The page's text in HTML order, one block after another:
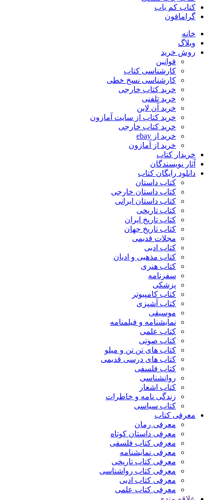
کتاب کم یاب
گرامافون
خانه
وبلاگ
روش خرید
قوانین
کارشناسی کتاب
کارشناسی نسخ خطی
خرید کتاب خارجی
خرید تلفنی
خرید آن لاین
خرید کتاب از سایت آمازون
خرید کتاب خارجی
خرید از ebay
خرید از آمازون
خریدار کتاب
آثار نویسندگان
دانلود رایگان کتاب
کتاب داستان
کتاب داستان خارجی
کتاب داستان ایرانی
کتاب تاریخی
کتاب تاریخ ایران
کتاب تاریخ جهان
مجلات قدیمی
کتاب ادبی
کتاب مذهبی و ادیان
کتاب هنری
سفرنامه
پزشکی
کتاب کامپیوتر
کتاب آشپزی
موسیقی
نمایشنامه و فیلمنامه
کتاب علمی
کتاب صوتی
کتاب های تن تن و میلو
کتاب های درسی قدیمی
کتاب فلسفی
روانشناسی
کتاب اشعار
زندگی نامه و خاطرات
کتاب سیاسی
معرفی کتاب
معرفی رمان
معرفی داستان کوتاه
معرفی کتاب فلسفی
معرفی نمایشنامه
معرفی کتاب تاریخی
معرفی کتاب رواشناسی
معرفی کتاب ادبی
معرفی کتاب علمی